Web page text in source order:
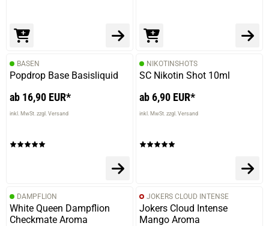
BASEN
Popdrop Base Basisliquid
ab 16,90 EUR*
inkl. MwSt. zzgl. Versand
NIKOTINSHOTS
SC Nikotin Shot 10ml
ab 6,90 EUR*
inkl. MwSt. zzgl. Versand
DAMPFLION
White Queen Dampflion
Checkmate Aroma
JOKERS CLOUD INTENSE
Jokers Cloud Intense
Mango Aroma